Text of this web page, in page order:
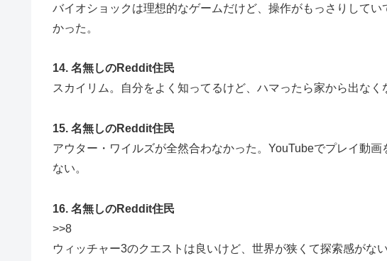
バイオショックは理想的なゲームだけど、操作がもっさりして
かった。
14. 名無しのReddit住民
スカイリム。自分をよく知ってるけど、ハマったら家から出なく
15. 名無しのReddit住民
アウター・ワイルズが全然合わなかった。YouTubeでプレイ動
ない。
16. 名無しのReddit住民
>>8
ウィッチャー3のクエストは良いけど、世界が狭くて探索感がな